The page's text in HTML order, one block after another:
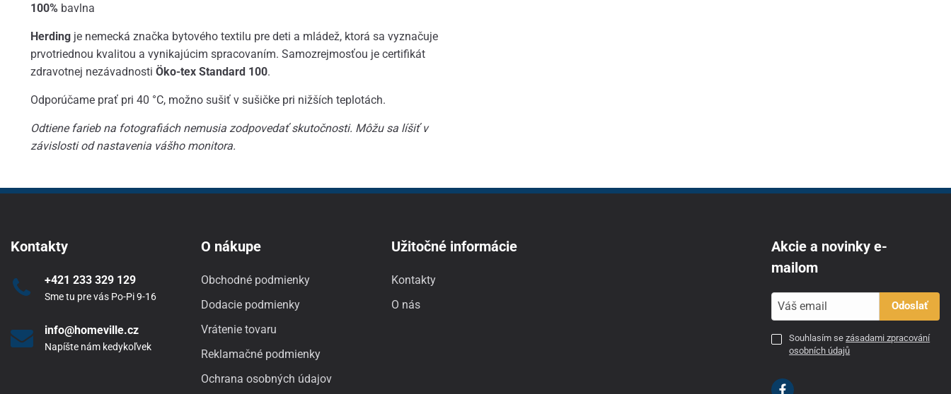
100%bavlna
Herdingje nemecká značka bytového textilu pre deti a mládež, ktorá sa vyznačuje
prvotriednou kvalitou a vynikajúcim spracovaním. Samozrejmosťou je certifikát
zdravotnej nezávadnosti Öko-tex Standard 100.
Odporúčame prať pri 40 °C, možno sušiť v sušičke pri nižších teplotách.
Odtiene farieb na fotografiách nemusia zodpovedať skutočnosti. Môžu sa líšiť v
závislosti od nastavenia vášho monitora.
Kontakty
+421 233 329 129
Sme tu pre vás Po-Pi 9-16
info@homeville.cz
Napíšte nám kedykoľvek
O nákupe
Obchodné podmienky
Dodacie podmienky
Vrátenie tovaru
Reklamačné podmienky
Ochrana osobných údajov
Užitočné informácie
Kontakty
O nás
Akcie a novinky e-
mailom
Odoslať
Souhlasím sezásadami zpracování
osobních údajů